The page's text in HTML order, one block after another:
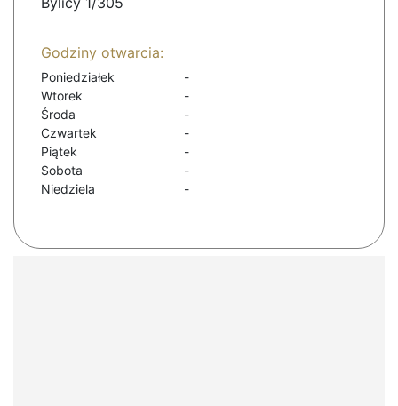
Godziny otwarcia:
Poniedziałek
-
Wtorek
-
Środa
-
Czwartek
-
Piątek
-
Sobota
-
Niedziela
-